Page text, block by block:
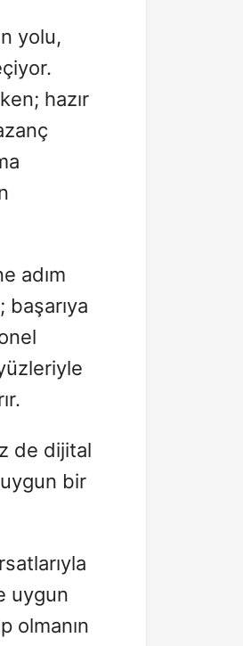
yolu,
hazır
adım
başarıya
de dijital
uygun bir
uygun
olmanın